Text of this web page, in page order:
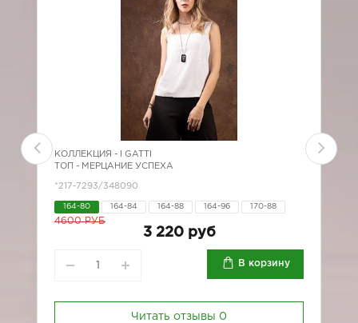
КОЛЛЕКЦИЯ -
I GATTI
ТОП - МЕРЦАНИЕ УСПЕХА
*217-7293/348090
164-80 164-84 164-88 164-96 170-88
4600 РУБ
3 220 руб
В корзину
Читать отзывы 0